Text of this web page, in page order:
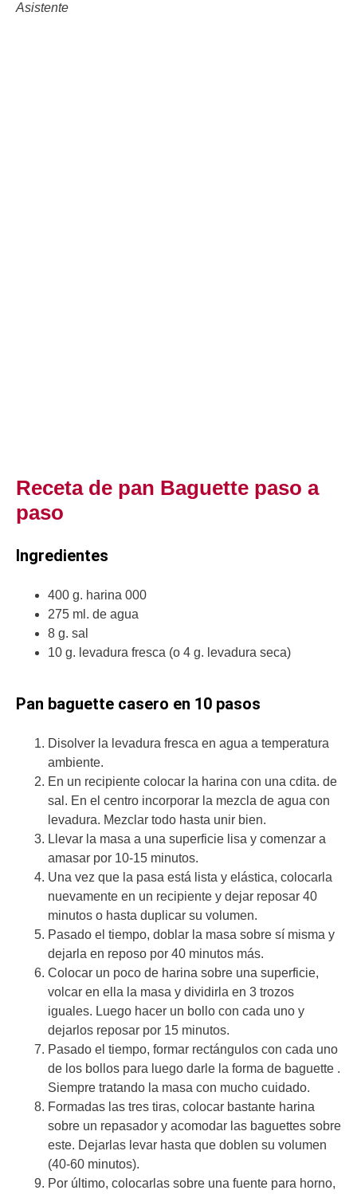
Asistente
Receta de pan Baguette paso a
paso
Ingredientes
400 g. harina 000
275 ml. de agua
8 g. sal
10 g. levadura fresca (o 4 g. levadura seca)
Pan baguette casero en 10 pasos
Disolver la levadura fresca en agua a temperatura
ambiente.
En un recipiente colocar la harina con una cdita. de
sal. En el centro incorporar la mezcla de agua con
levadura. Mezclar todo hasta unir bien.
Llevar la masa a una superficie lisa y comenzar a
amasar por 10-15 minutos.
Una vez que la pasa está lista y elástica, colocarla
nuevamente en un recipiente y dejar reposar 40
minutos o hasta duplicar su volumen.
Pasado el tiempo, doblar la masa sobre sí misma y
dejarla en reposo por 40 minutos más.
Colocar un poco de harina sobre una superficie,
volcar en ella la masa y dividirla en 3 trozos
iguales. Luego hacer un bollo con cada uno y
dejarlos reposar por 15 minutos.
Pasado el tiempo, formar rectángulos con cada uno
de los bollos para luego darle la forma de baguette .
Siempre tratando la masa con mucho cuidado.
Formadas las tres tiras, colocar bastante harina
sobre un repasador y acomodar las baguettes sobre
este. Dejarlas levar hasta que doblen su volumen
(40-60 minutos).
Por último, colocarlas sobre una fuente para horno,